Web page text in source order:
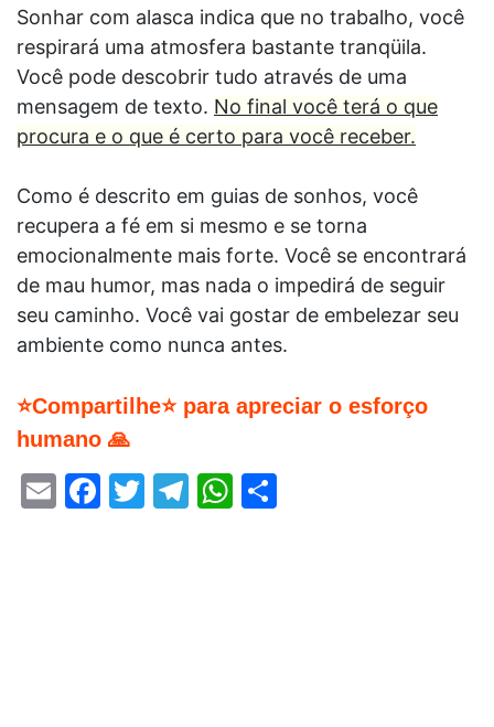
Sonhar com alasca indica que no trabalho, você
respirará uma atmosfera bastante tranqüila.
Você pode descobrir tudo através de uma
mensagem de texto. No final você terá o que
procura e o que é certo para você receber.
Como é descrito em guias de sonhos, você
recupera a fé em si mesmo e se torna
emocionalmente mais forte. Você se encontrará
de mau humor, mas nada o impedirá de seguir
seu caminho. Você vai gostar de embelezar seu
ambiente como nunca antes.
⭐Compartilhe⭐ para apreciar o esforço
humano 🙏
EmailFacebook
Twitter
Telegram
WhatsApp